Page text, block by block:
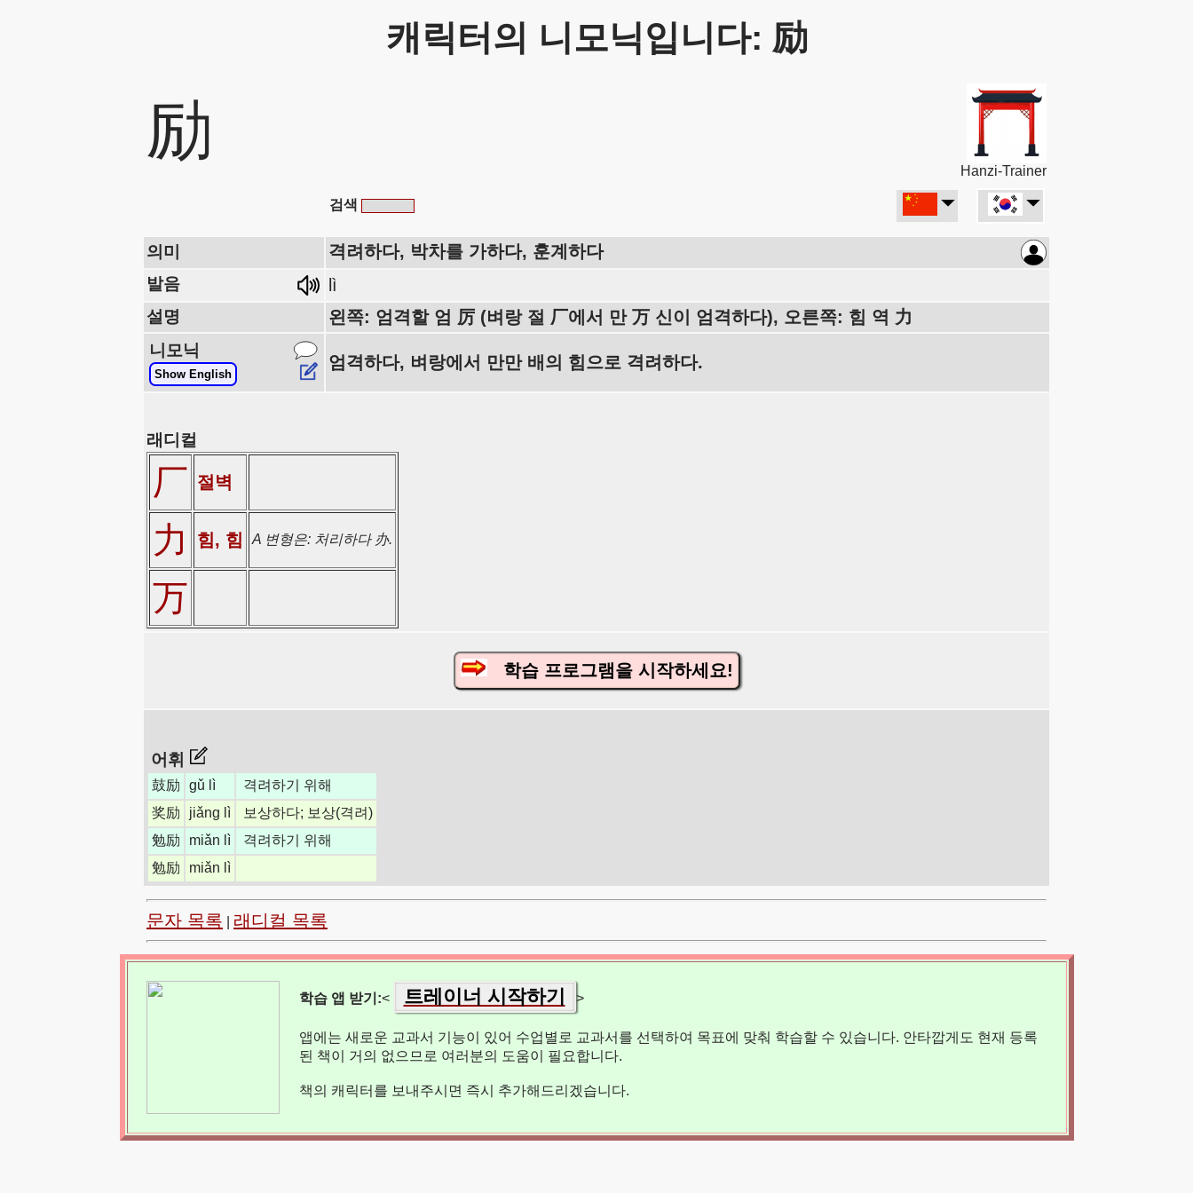
캐릭터의 니모닉입니다: 励
励
Hanzi-Trainer
검색
의미 격려하다, 박차를 가하다, 훈계하다
발음 lì
설명 왼쪽: 엄격할 엄 厉 (벼랑 절 厂에서 만 万 신이 엄격하다), 오른쪽: 힘 역 力
니모닉
Show English
엄격하다, 벼랑에서 만만 배의 힘으로 격려하다.
래디컬
厂 절벽
力 힘, 힘 A 변형은: 처리하다 办.
万
학습 프로그램을 시작하세요!
어휘
鼓励 gǔ lì
격려하기 위해
奖励
jiǎng lì
보상하다; 보상(격려)
勉励
miǎn lì
격려하기 위해
勉励
miǎn lì
문자 목록 래디컬 목록
학습 앱 받기:< 트레이너 시작하기 >
앱에는 새로운 교과서 기능이 있어 수업별로 교과서를 선택하여 목표에 맞춰 학습할 수 있습니다. 안타깝게도 현재 등록
된 책이 거의 없으므로 여러분의 도움이 필요합니다.
책의 캐릭터를 보내주시면 즉시 추가해드리겠습니다.